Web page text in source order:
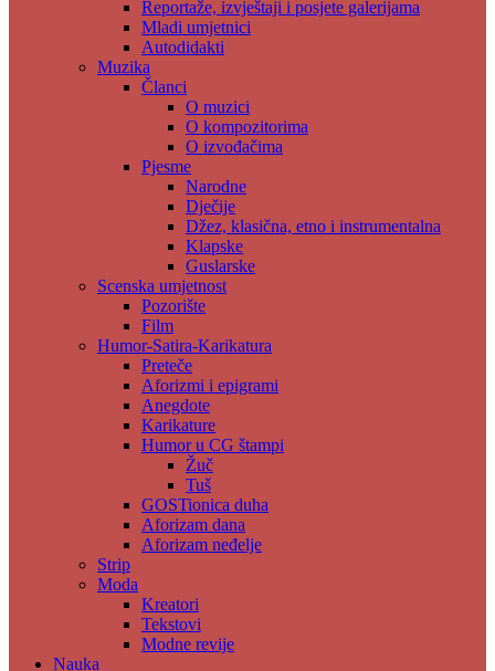
Reportaže, izvještaji i posjete galerijama
Mladi umjetnici
Autodidakti
Muzika
Članci
O muzici
O kompozitorima
O izvođačima
Pjesme
Narodne
Dječije
Džez, klasična, etno i instrumentalna
Klapske
Guslarske
Scenska umjetnost
Pozorište
Film
Humor-Satira-Karikatura
Preteče
Aforizmi i epigrami
Anegdote
Karikature
Humor u CG štampi
Žuč
Tuš
GOSTionica duha
Aforizam dana
Aforizam neđelje
Strip
Moda
Kreatori
Tekstovi
Modne revije
Nauka